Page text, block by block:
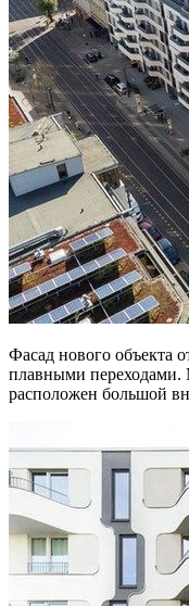
Фасад нового объекта
плавными
расположен большой